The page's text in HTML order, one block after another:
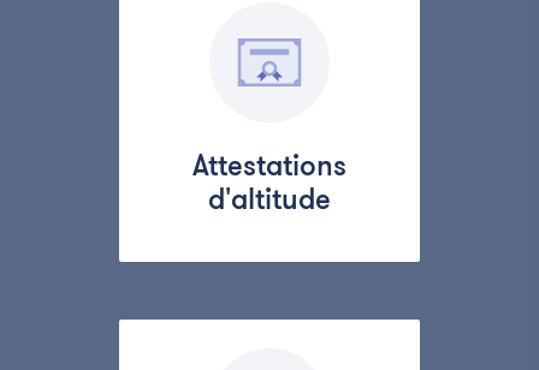
Attestations
d'altitude